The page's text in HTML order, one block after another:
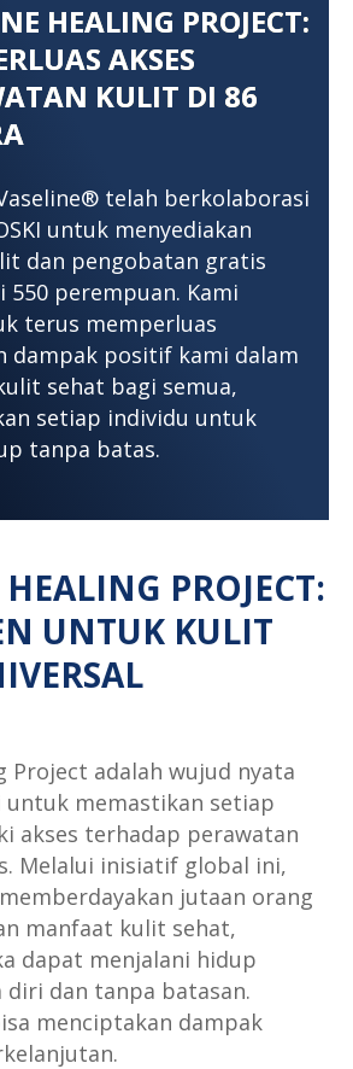
HEALING PROJECT:
AKSES
KULIT DI 86
telah berkolaborasi
untuk menyediakan
dan pengobatan gratis
550 perempuan. Kami
terus memperluas
dampak positif kami dalam
sehat bagi semua,
setiap individu untuk
tanpa batas.
PROJECT:
UNTUK KULIT
Project adalah wujud nyata
memastikan setiap
akses terhadap perawatan
Melalui inisiatif global ini,
jutaan orang
manfaat kulit sehat,
dapat menjalani hidup
diri dan tanpa batasan.
menciptakan dampak